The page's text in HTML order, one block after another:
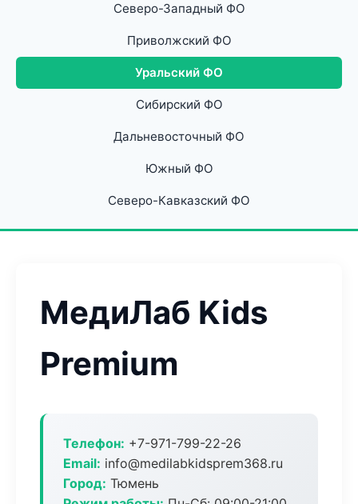
Северо-Западный ФО
Приволжский ФО
Уральский ФО
Сибирский ФО
Дальневосточный ФО
Южный ФО
Северо-Кавказский ФО
МедиЛаб Kids
Premium
Телефон: +7-971-799-22-26
Email: info@medilabkidsprem368.ru
Город: Тюмень